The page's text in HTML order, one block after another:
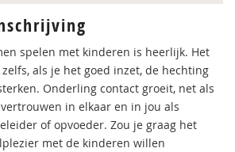
spelen met kinderen is heerlijk. Het
zelfs, als je het goed inzet, de hechting
Onderling contact groeit, net als
in elkaar en in jou als
of opvoeder. Zou je graag het
met de kinderen willen